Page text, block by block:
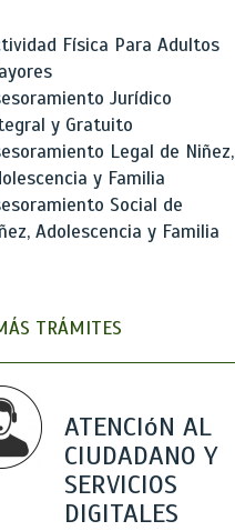
Física Para Adultos
Jurídico
y Gratuito
Legal de Niñez,
y Familia
Social de
Adolescencia y Familia
TRÁMITES
ATENCIóN AL
CIUDADANO Y
SERVICIOS
DIGITALES